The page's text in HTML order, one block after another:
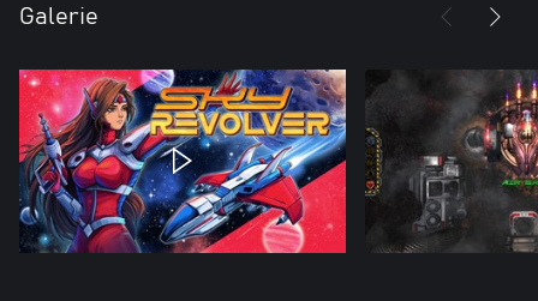
Galerie